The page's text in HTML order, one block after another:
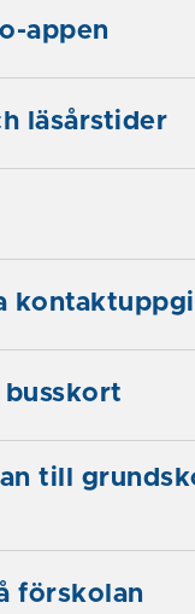
appen
läsårstider
till
förskolan